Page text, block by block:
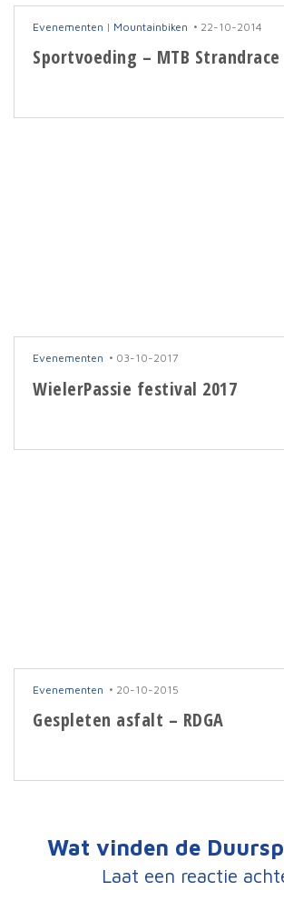
Evenementen | Mountainbiken 22-10-2014
Sportvoeding – MTB Strandrace
Evenementen 03-10-2017
WielerPassie festival 2017
Evenementen 20-10-2015
Gespleten asfalt – RDGA
Wat vinden de
Laat een reactie